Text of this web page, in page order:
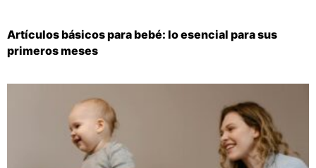
Artículos básicos para bebé: lo esencial para sus
primeros meses